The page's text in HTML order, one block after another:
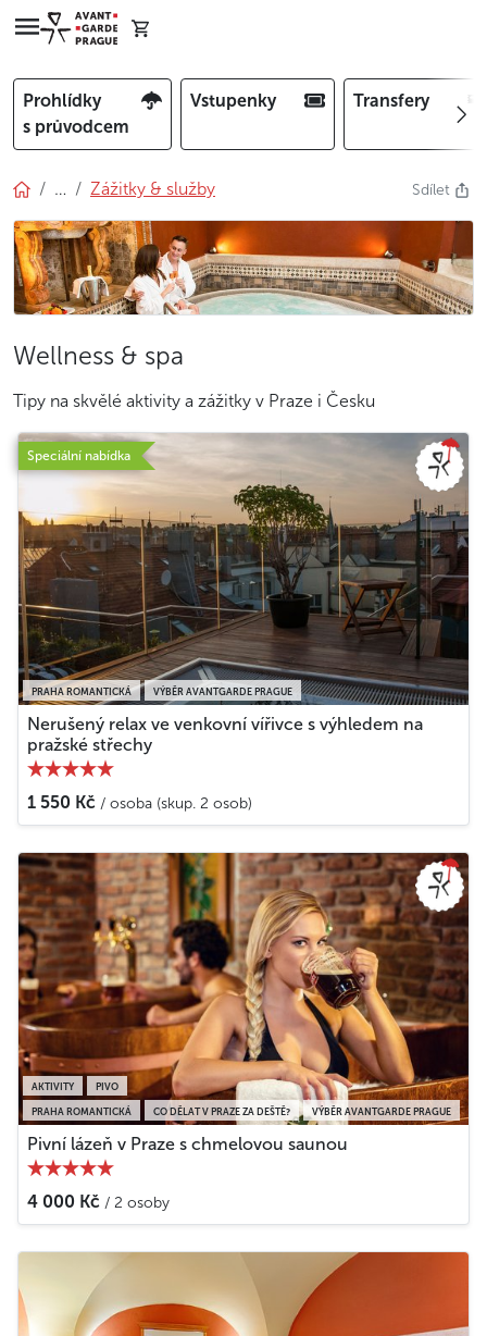
Prohlídky
s průvodcem
Vstupenky Transfery
… Zážitky & služby Sdílet
Wellness & spa
Tipy na skvělé aktivity a zážitky v Praze i Česku
Speciální nabídka
PRAHA ROMANTICKÁ VÝBĚR AVANTGARDE PRAGUE
Nerušený relax ve venkovní vířivce s výhledem na
pražské střechy
1 550 Kč / osoba (skup. 2 osob)
PRAHA ROMANTICKÁ CO DĚLAT V PRAZE ZA DEŠTĚ? VÝBĚR AVANTGARDE PRAGUE
AKTIVITY PIVO
Pivní lázeň v Praze s chmelovou saunou
4 000 Kč / 2 osoby